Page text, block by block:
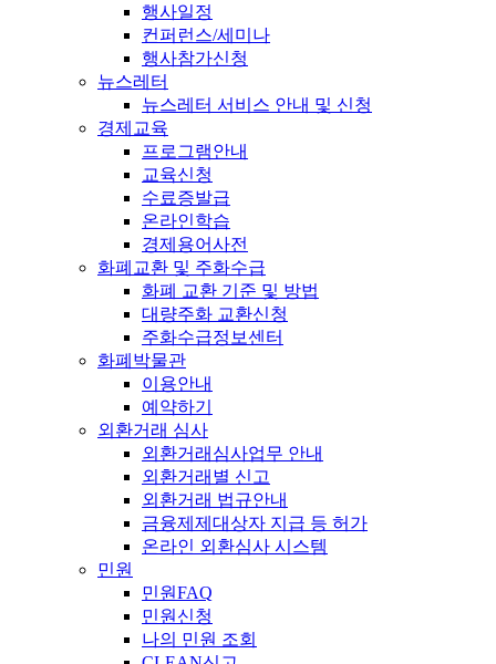
행사일정
컨퍼런스/세미나
행사참가신청
뉴스레터
뉴스레터 서비스 안내 및 신청
경제교육
프로그램안내
교육신청
수료증발급
온라인학습
경제용어사전
화폐교환 및 주화수급
화폐 교환 기준 및 방법
대량주화 교환신청
주화수급정보센터
화폐박물관
이용안내
예약하기
외환거래 심사
외환거래심사업무 안내
외환거래별 신고
외환거래 법규안내
금융제제대상자 지급 등 허가
온라인 외환심사 시스템
민원
민원FAQ
민원신청
나의 민원 조회